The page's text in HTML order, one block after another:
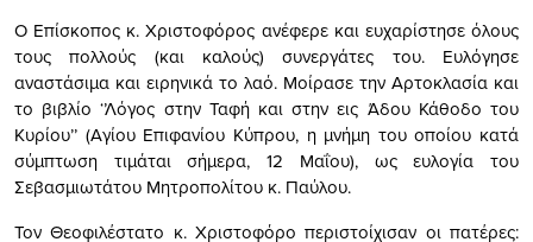
Ο Επίσκοπος κ. Χριστοφόρος ανέφερε και ευχαρίστησε όλους
τους πολλούς (και καλούς) συνεργάτες του. Ευλόγησε
αναστάσιμα και ειρηνικά το λαό. Μοίρασε την Αρτοκλασία και
το βιβλίο ‘’Λόγος στην Ταφή και στην εις Άδου Κάθοδο του
Κυρίου’’ (Αγίου Επιφανίου Κύπρου, η μνήμη του οποίου κατά
σύμπτωση τιμάται σήμερα, 12 Μαΐου), ως ευλογία του
Σεβασμιωτάτου Μητροπολίτου κ. Παύλου.
Τον Θεοφιλέστατο κ. Χριστοφόρο περιστοίχισαν οι πατέρες: